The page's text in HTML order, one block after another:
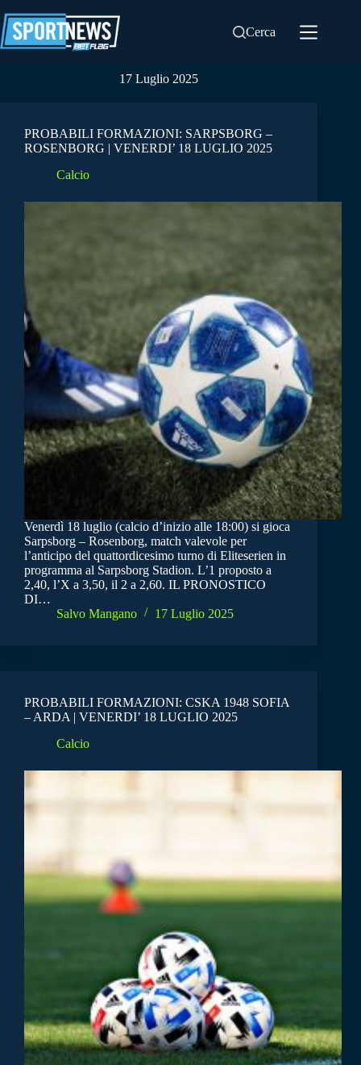
al
contenuto
Cerca
17 Luglio 2025
PROBABILI FORMAZIONI: SARPSBORG –
ROSENBORG | VENERDI’ 18 LUGLIO 2025
Calcio
Venerdì 18 luglio (calcio d’inizio alle 18:00) si gioca
Sarpsborg – Rosenborg, match valevole per
l’anticipo del quattordicesimo turno di Eliteserien in
programma al Sarpsborg Stadion. L’1 proposto a
2,40, l’X a 3,50, il 2 a 2,60. IL PRONOSTICO
DI…
Salvo Mangano
17 Luglio 2025
PROBABILI FORMAZIONI: CSKA 1948 SOFIA
– ARDA | VENERDI’ 18 LUGLIO 2025
Calcio